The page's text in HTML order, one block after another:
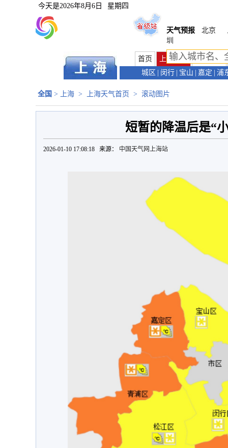
今天是2026年8月6日 星期四
天气预报 北京
圳
首页 上海首页
天气预报
城区
闵行 宝山 嘉定 浦
全国 > 上海 > 上海天气首页 > 滚动图片
短暂的降温后是“
2026-01-10 17:08:18 来源： 中国天气网上海站